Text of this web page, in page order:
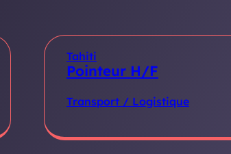
Tahiti
Pointeur H/F
Transport / Logistique